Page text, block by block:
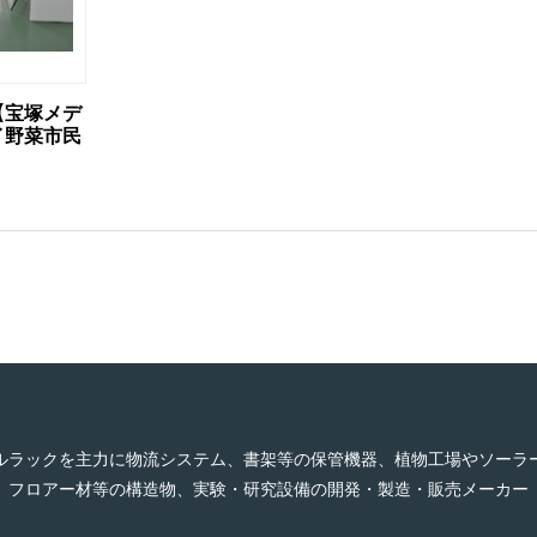
宝塚メデ
野菜市民
ラックを主力に物流システム、書架等の保管機器、植物工場やソーラ
フロアー材等の構造物、実験・研究設備の開発・製造・販売メーカー